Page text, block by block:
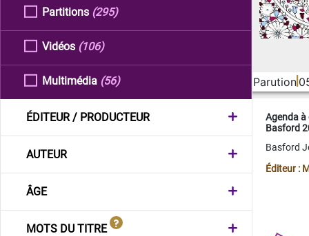
Partitions (295)
Vidéos (106)
Multimédia (56)
ÉDITEUR / PRODUCTEUR
AUTEUR
ÂGE
MOTS DU TITRE
Parution
Agenda
Basford
Basford
Éditeur :